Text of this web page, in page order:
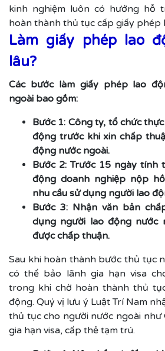
kinh nghiệm luôn có hướng hỗ
hoàn thành thủ tục cấp giấy phép
Làm giấy phép lao
lâu?
Các bước làm giấy phép lao
ngoài bao gồm:
Bước 1: Công ty, tổ chức
động trước khi xin chấp
động nước ngoài.
Bước 2: Trước 15 ngày tính
động doanh nghiệp nộp
nhu cầu sử dụng người lao
Bước 3: Nhận văn bản
dụng người lao động nước
được chấp thuận.
Sau khi hoàn thành bước thủ tục
có thể bảo lãnh gia hạn visa
trong khi chờ hoàn thành thủ
động. Quý vị lưu ý Luật Trí Nam
thủ tục cho người nước ngoài như
gia hạn visa, cấp thẻ tạm trú.